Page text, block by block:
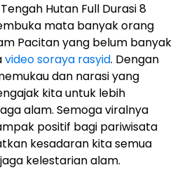
Hutan Full Durasi 8
mata banyak orang
Pacitan yang belum banyak
video soraya rasyid. Dengan
dan narasi yang
kita untuk lebih
alam. Semoga viralnya
positif bagi pariwisata
kesadaran kita semua
kelestarian alam.